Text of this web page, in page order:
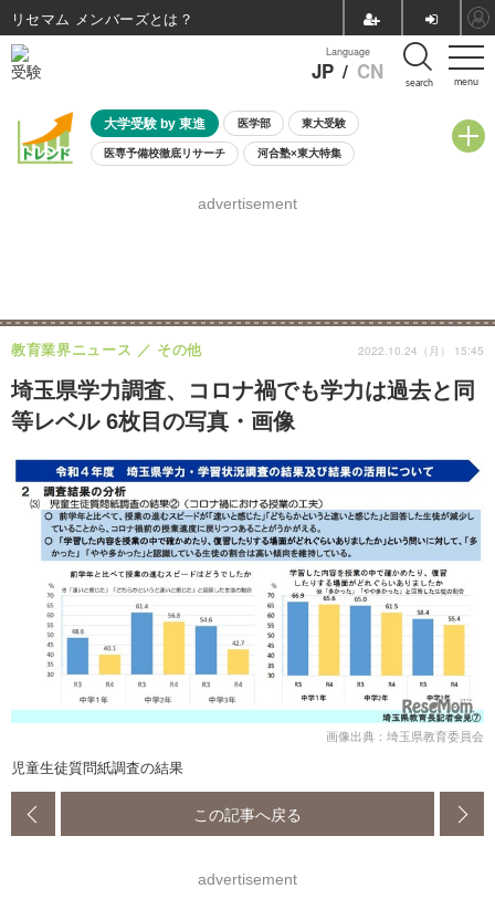
menu
Language
JP / CN search
大学受験 by 東進 医学部 東大受験
医専予備校徹底リサーチ 河合塾×東大特集
8月開催学校説明会・相談会
advertisement
埼玉県学力調査、コロナ禍でも学力は過去と同
等レベル 6枚目の写真・画像
教育業界ニュース その他 2022.10.24（月） 15:45
画像出典：埼玉県教育委員会
児童生徒質問紙調査の結果
この記事へ戻る
advertisement
リセマム メンバーズ